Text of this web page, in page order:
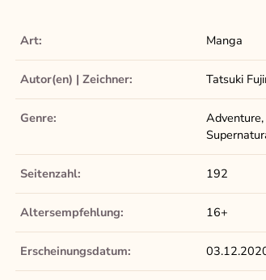
Art: Manga
Autor(en) | Zeichner: Tatsuki
Genre:
Adventure,
Seitenzahl: 192
Altersempfehlung: 16+
Erscheinungsdatum: